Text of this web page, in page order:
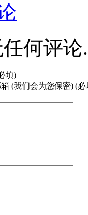
何评论.
填)
(我们会为您保密) (必